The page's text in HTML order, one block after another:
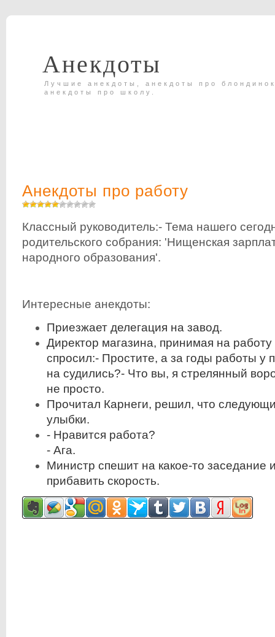
Анекдоты
Лучшие анекдоты, анекдоты про
анекдоты про школу.
Анекдоты про работу
Классный руководитель:- Тема нашего
родительского собрания: 'Нищенская
народного образования'.
Интересные анекдоты:
Приезжает делегация на завод.
Директор магазина, принимая на
спросил:- Простите, а за годы работы у
на судились?- Что вы, я стрелянный
не просто.
Прочитал Карнеги, решил, что
улыбки.
- Нравится работа?
- Ага.
Министр спешит на какое-то заседание
прибавить скорость.